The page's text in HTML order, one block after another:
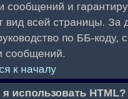
сообщений и
вид всей страницы.
по ББ-коду,
сообщений.
к началу
использовать HTML?